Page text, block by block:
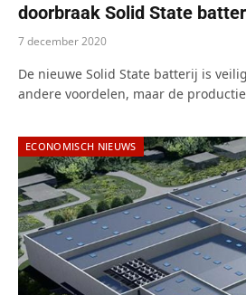
doorbraak Solid State
7 december 2020
De nieuwe Solid State batterij is
andere voordelen, maar de
ECONOMISCH NIEUWS